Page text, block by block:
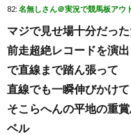
82: 名無しさん＠実況で競馬板アウ
マジで見せ場十分だっ
前走超絶レコードを演
で直線まで踏ん張って
直線でも一瞬伸びかけ
そこらへんの平地の重
ベル